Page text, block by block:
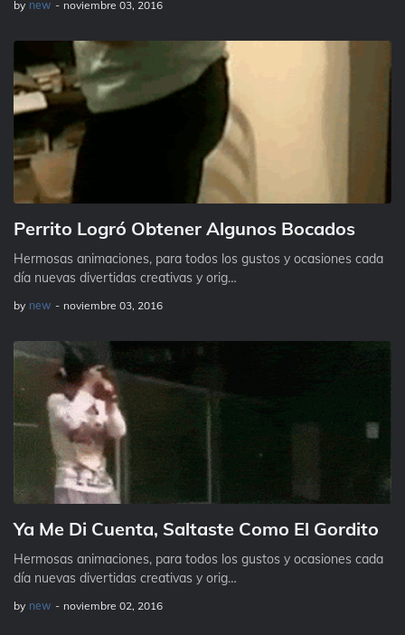
by new - noviembre 03, 2016
Perrito Logró Obtener Algunos Bocados
Hermosas animaciones, para todos los gustos y ocasiones cada
día nuevas divertidas creativas y orig…
by new - noviembre 03, 2016
Ya Me Di Cuenta, Saltaste Como El Gordito
Hermosas animaciones, para todos los gustos y ocasiones cada
día nuevas divertidas creativas y orig…
by new - noviembre 02, 2016